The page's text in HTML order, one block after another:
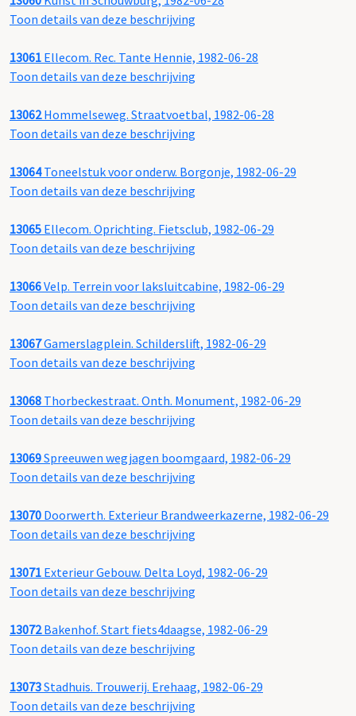
Toon details van deze beschrijving
13061 Ellecom. Rec. Tante Hennie, 1982-06-28
Toon details van deze beschrijving
13062Hommelseweg. Straatvoetbal, 1982-06-28
Toon details van deze beschrijving
13064Toneelstuk voor onderw. Borgonje, 1982-06-29
Toon details van deze beschrijving
13065 Ellecom. Oprichting. Fietsclub, 1982-06-29
Toon details van deze beschrijving
13066Velp. Terrein voor laksluitcabine, 1982-06-29
Toon details van deze beschrijving
13067Gamerslagplein. Schilderslift, 1982-06-29
Toon details van deze beschrijving
13068 Thorbeckestraat. Onth. Monument, 1982-06-29
Toon details van deze beschrijving
13069Spreeuwen wegjagen boomgaard, 1982-06-29
Toon details van deze beschrijving
13070 Doorwerth. Exterieur Brandweerkazerne, 1982-06-29
Toon details van deze beschrijving
13071 Exterieur Gebouw. Delta Loyd, 1982-06-29
Toon details van deze beschrijving
13072Bakenhof. Start fiets4daagse, 1982-06-29
Toon details van deze beschrijving
13073Stadhuis. Trouwerij. Erehaag, 1982-06-29
Toon details van deze beschrijving